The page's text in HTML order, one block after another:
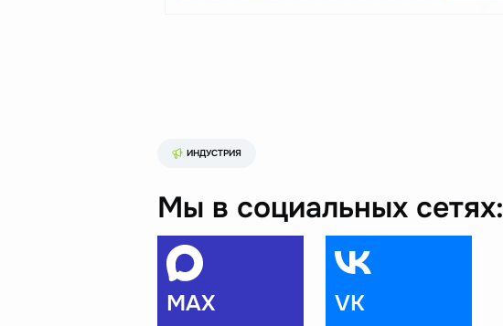
ИНДУСТРИЯ
Мы в социальных сетях:
MAX VK